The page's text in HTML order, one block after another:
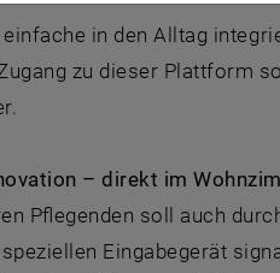
in den Alltag
zu dieser Plattform
– direkt im
Pflegenden soll auch
Eingabegerät